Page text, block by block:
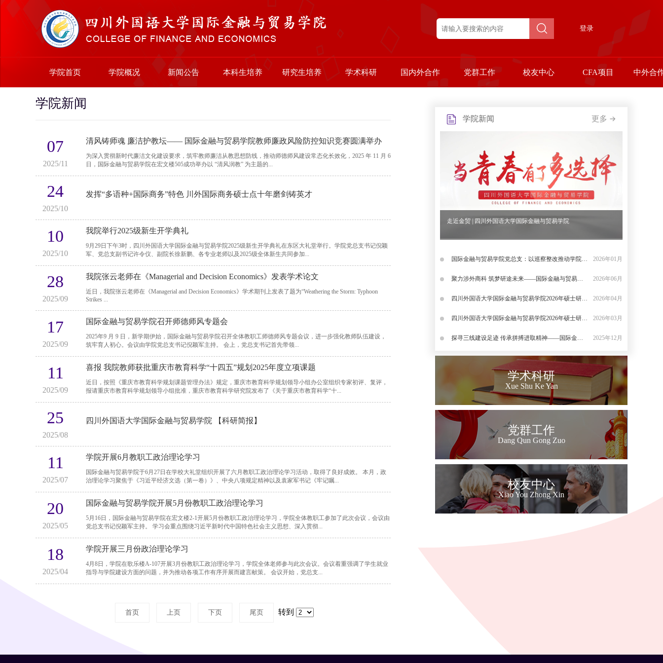
登录
学院首页 学院概况 新闻公告 本科生培养 研究生培养 学术科研 国内外合作 党群工作 校友中心 CFA项目 中外合
学院新闻
07
2025/11
清风铸师魂 廉洁护教坛—— 国际金融与贸易学院教师廉政风险防控知识竞赛圆满举办
为深入贯彻新时代廉洁文化建设要求，筑牢教师廉洁从教思想防线，推动师德师风建设常态化长效化，2025 年 11 月 6
日，国际金融与贸易学院在宏文楼505成功举办以 “清风润教” 为主题的...
24
2025/10
发挥“多语种+国际商务”特色 川外国际商务硕士点十年磨剑铸英才
10
2025/10
我院举行2025级新生开学典礼
9月29日下午3时，四川外国语大学国际金融与贸易学院2025级新生开学典礼在东区大礼堂举行。学院党总支书记倪颖
军、党总支副书记许令仪、副院长徐新鹏、各专业老师以及2025级全体新生共同参加...
28
2025/09
我院张云老师在《Managerial and Decision Economics》发表学术论文
近日，我院张云老师在《Managerial and Decision Economics》学术期刊上发表了题为“Weathering the Storm: Typhoon
Strikes ...
17
2025/09
国际金融与贸易学院召开师德师风专题会
2025年9 月 9 日，新学期伊始，国际金融与贸易学院召开全体教职工师德师风专题会议，进一步强化教师队伍建设，
筑牢育人初心。会议由学院党总支书记倪颖军主持。 会上，党总支书记首先带领...
11
2025/09
喜报 我院教师获批重庆市教育科学“十四五”规划2025年度立项课题
近日，按照《重庆市教育科学规划课题管理办法》规定，重庆市教育科学规划领导小组办公室组织专家初评、复评，
报请重庆市教育科学规划领导小组批准，重庆市教育科学研究院发布了《关于重庆市教育科学“十...
25
2025/08
四川外国语大学国际金融与贸易学院 【科研简报】
11
2025/07
学院开展6月教职工政治理论学习
国际金融与贸易学院于6月27日在学校大礼堂组织开展了六月教职工政治理论学习活动，取得了良好成效。 本月，政
治理论学习聚焦于《习近平经济文选（第一卷）》、中央八项规定精神以及袁家军书记《牢记嘱...
20
2025/05
国际金融与贸易学院开展5月份教职工政治理论学习
5月16日，国际金融与贸易学院在宏文楼2-1开展5月份教职工政治理论学习，学院全体教职工参加了此次会议，会议由
党总支书记倪颖军主持。 学习会重点围绕习近平新时代中国特色社会主义思想、深入贯彻...
18
2025/04
学院开展三月份政治理论学习
4月8日，学院在歌乐楼A-107开展3月份教职工政治理论学习，学院全体老师参与此次会议。会议着重强调了学生就业
指导与学院建设方面的问题，并为推动各项工作有序开展而建言献策。 会议开始，党总支...
首页 上页 下页 尾页 转到
学院新闻 更多
走近金贸 | 四川外国语大学国际金融与贸易学院
国际金融与贸易学院党总支：以巡察整改推动学院党
2026年01月
聚力涉外商科 筑梦研途未来——国际金融与贸易学
2026年06月
四川外国语大学国际金融与贸易学院2026年硕士研究
2026年04月
四川外国语大学国际金融与贸易学院2026年硕士研究
2026年03月
探寻三线建设足迹 传承拼搏进取精神——国际金融
2025年12月
学术科研
Xue Shu Ke Yan
党群工作
Dang Qun Gong Zuo
校友中心
Xiao You Zhong Xin